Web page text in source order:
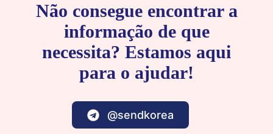
Não consegue encontrar a
informação de que
necessita? Estamos aqui
para o ajudar!
@sendkorea